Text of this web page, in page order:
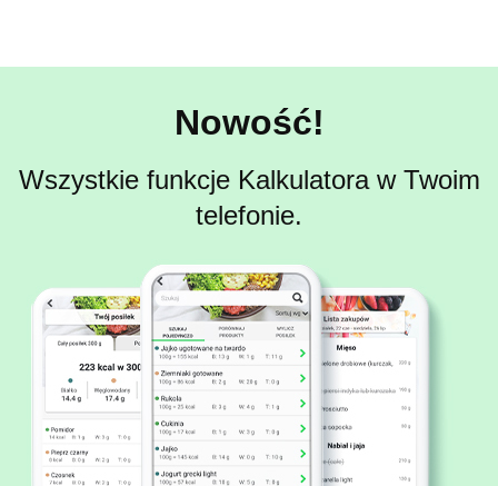
Nowość!
Wszystkie funkcje Kalkulatora w Twoim
telefonie.